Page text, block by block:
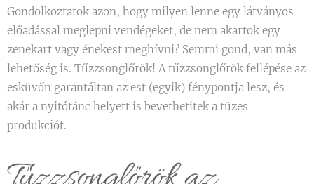
Gondolkoztatok azon, hogy milyen lenne egy látványos
előadással meglepni vendégeket, de nem akartok egy
zenekart vagy énekest meghívni? Semmi gond, van más
lehetőség is. Tűzzsonglőrök! A tűzzsonglőrök fellépése az
esküvőn garantáltan az est (egyik) fénypontja lesz, és
akár a nyitótánc helyett is bevethetitek a tüzes
produkciót.